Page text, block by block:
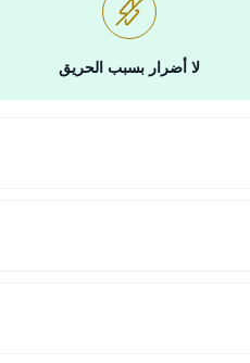
لا أضرار بسبب الحريق